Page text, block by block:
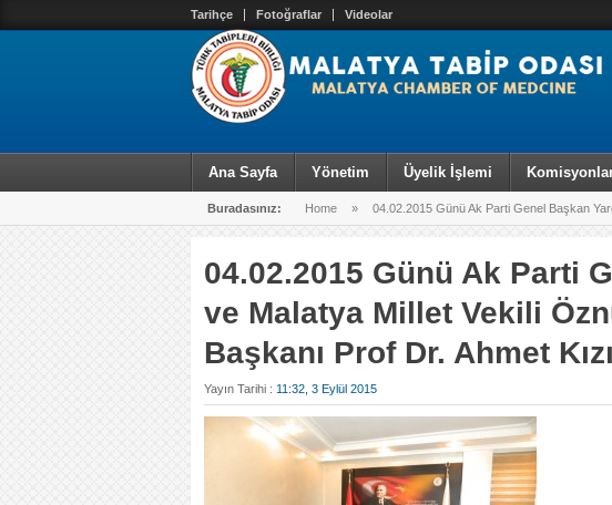
Tarihçe Fotoğraflar Videolar
Ana Sayfa Yönetim Üyelik İşlemi
Buradasınız: Home » 04.02.2015 Günü Ak Parti Genel Başkan
04.02.2015 Günü Ak Parti
ve Malatya Millet Vekili
Başkanı Prof Dr. Ahmet
Yayın Tarihi : 11:32, 3 Eylül 2015